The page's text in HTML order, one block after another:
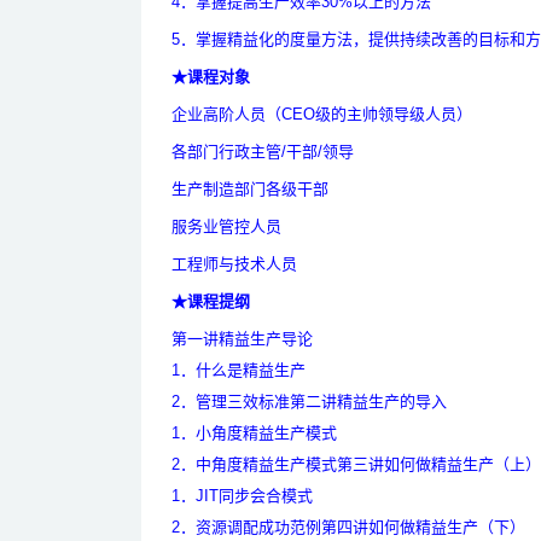
5．掌握精益化的度量方法，提供持续改善的目标和
★课程对象
企业高阶人员（CEO级的主帅领导级人员）
各部门行政主管/干部/领导
生产制造部门各级干部
服务业管控人员
工程师与技术人员
★课程提纲
第一讲精益生产导论
1．什么是精益生产
2．管理三效标准第二讲精益生产的导入
1．小角度精益生产模式
2．中角度精益生产模式第三讲如何做精益生产（上）
1．JIT同步会合模式
2．资源调配成功范例 第四讲如何做精益生产（下）